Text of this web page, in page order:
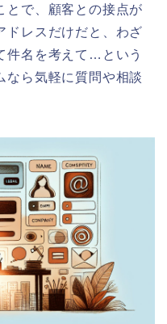
とで、顧客との接点が
ドレスだけだと、わざ
件名を考えて…という
なら気軽に質問や相談